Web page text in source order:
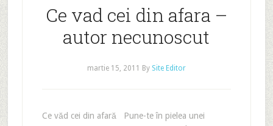
Ce vad cei din afara –
autor necunoscut
martie 15, 2011 By Site Editor
Ce văd cei din afară Pune-te în pielea unei